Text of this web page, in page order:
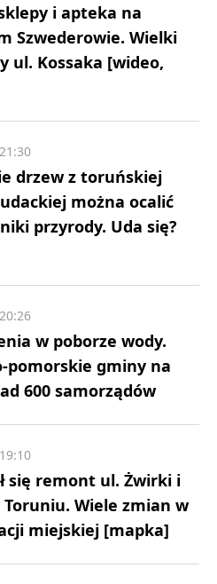
sklepy i apteka na
Szwederowie. Wielki
ul. Kossaka [wideo,
drzew z toruńskiej
można ocalić
przyrody. Uda się?
w poborze wody.
pomorskie gminy na
600 samorządów
się remont ul. Żwirki i
Wiele zmian w
miejskiej [mapka]